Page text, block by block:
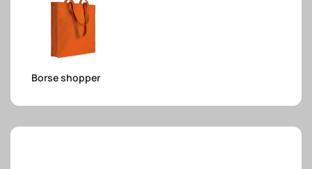
Borse shopper